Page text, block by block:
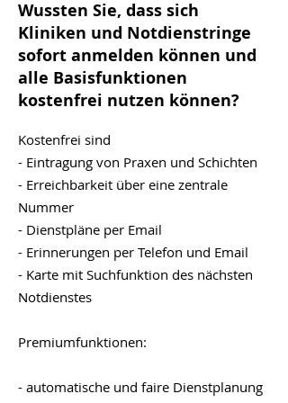
Wussten Sie, dass sich
Kliniken und Notdienstringe
sofort anmelden können und
alle Basisfunktionen
kostenfrei nutzen können?
Kostenfrei sind
- Eintragung von Praxen und Schichten
- Erreichbarkeit über eine zentrale
Nummer
- Dienstpläne per Email
- Erinnerungen per Telefon und Email
- Karte mit Suchfunktion des nächsten
Notdienstes
Premiumfunktionen:
- automatische und faire Dienstplanung